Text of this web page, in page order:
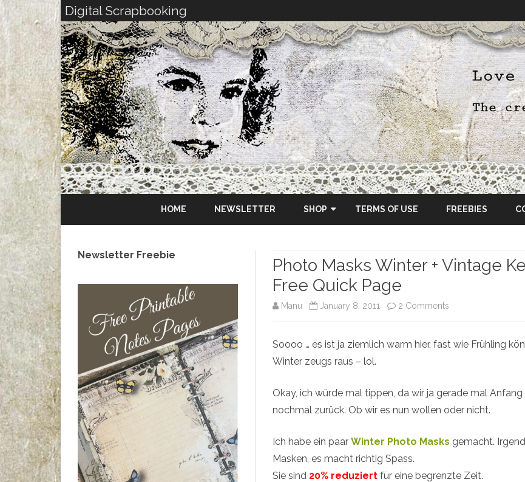
Digital Scrapbooking
to
HOME NEWSLETTER SHOP
OSCRAPS
TERMS OF USE FREEBIES
Photo Masks Winter + Vintage
Free Quick Page
Manu January 8, 2011 2 Comments
Masks
+
Vintage
+
Soooo … es ist ja ziemlich warm hier, fast wie Frühling
Winter zeugs raus – lol.
Okay, ich würde mal tippen, da wir ja gerade mal
nochmal zurück. Ob wir es nun wollen oder nicht.
Ich habe ein paarWinter Photo Masks gemacht.
Masken, es macht richtig Spass.
Sie sind 20% reduziert für eine begrenzte Zeit.
Newsletter Freebie